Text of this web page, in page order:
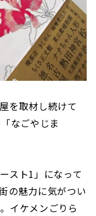
を取材し続けて
なごやじま
スト1」になって
の魅力に気がつい
イケメンごりら